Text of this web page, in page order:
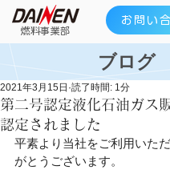
お問い
​燃料事業部
ブログ
第二号認定液化石油ガス
認定されました
2021年3月15日 読了時間: 1分
平素より当社をご利用いた
がとうございます。